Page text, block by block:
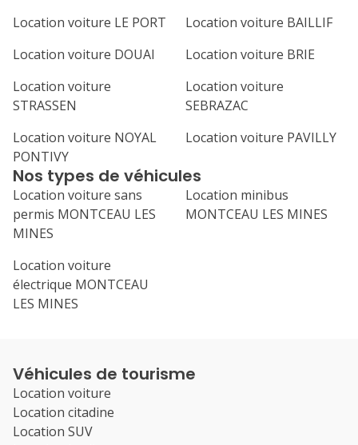
Location voiture LE PORT
Location voiture BAILLIF
Location voiture DOUAI
Location voiture BRIE
Location voiture
STRASSEN
Location voiture
SEBRAZAC
Location voiture NOYAL
PONTIVY
Location voiture PAVILLY
Nos types de véhicules
Location voiture sans
permis MONTCEAU LES
MINES
Location minibus
MONTCEAU LES MINES
Location voiture
électrique MONTCEAU
LES MINES
Véhicules de tourisme
Location voiture
Location citadine
Location SUV